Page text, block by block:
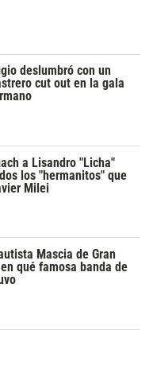
deslumbró con un
cut out en la gala
a Lisandro "Licha"
los "hermanitos" que
Milei
Mascia de Gran
qué famosa banda de